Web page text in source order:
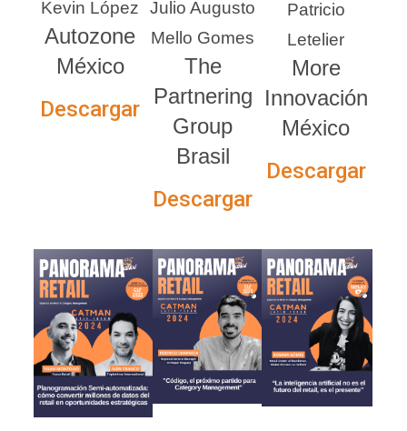
Kevin López
Autozone
México
Descargar
Julio Augusto
Mello Gomes
The
Partnering
Group
Brasil
Descargar
Patricio
Letelier
More
Innovación
México
Descargar